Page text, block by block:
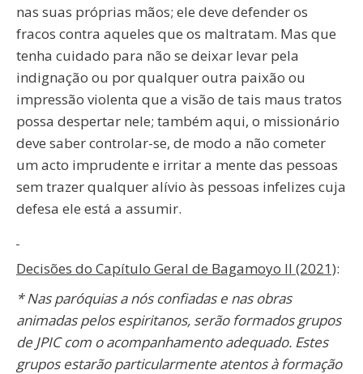
nas suas próprias mãos; ele deve defender os
fracos contra aqueles que os maltratam. Mas que
tenha cuidado para não se deixar levar pela
indignação ou por qualquer outra paixão ou
impressão violenta que a visão de tais maus tratos
possa despertar nele; também aqui, o missionário
deve saber controlar-se, de modo a não cometer
um acto imprudente e irritar a mente das pessoas
sem trazer qualquer alívio às pessoas infelizes cuja
defesa ele está a assumir.
Decisões do Capítulo Geral de Bagamoyo II (2021):
* Nas paróquias a nós confiadas e nas obras
animadas pelos espiritanos, serão formados grupos
de JPIC com o acompanhamento adequado. Estes
grupos estarão particularmente atentos à formação